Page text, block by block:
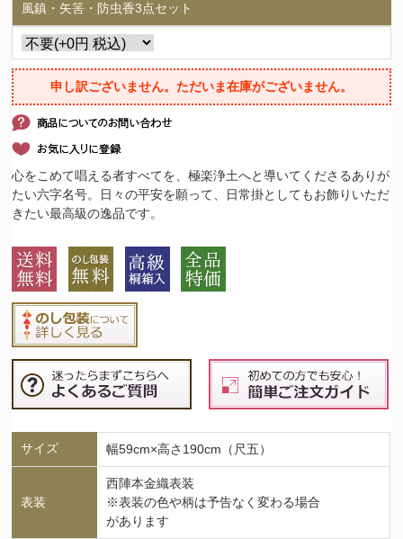
風鎮・矢筈・防虫香3点セット
申し訳ございません。ただいま在庫がございません。
心をこめて唱える者すべてを、極楽浄土へと導いてくださるありが
たい六字名号。日々の平安を願って、日常掛としてもお飾りいただ
きたい最高級の逸品です。
サイズ 幅59cm×高さ190cm（尺五）
表装
西陣本金織表装
※表装の色や柄は予告なく変わる場合
があります